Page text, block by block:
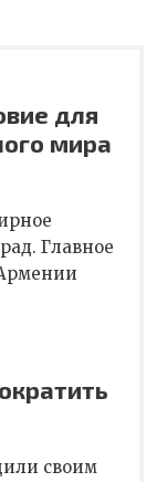
для
мира
Главное
своим